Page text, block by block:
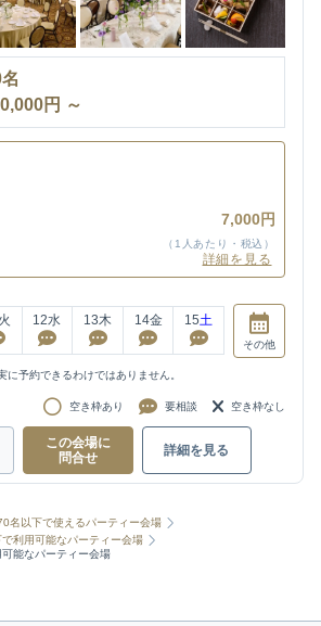
名
円 ～
7,000円
（1人あたり・税込）
詳細を見る
火 12水 13木 14金 15土
その他
に予約できるわけではありません。
空き枠あり 要相談 空き枠なし
この会場に
問合せ
詳細を見る
名以下で使えるパーティー会場
で利用可能なパーティー会場
可能なパーティー会場